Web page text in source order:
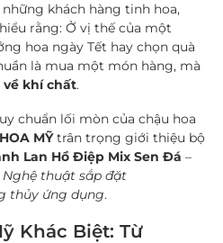
khách hàng tinh hoa,
rằng: Ở vị thế của một
hoa ngày Tết hay chọn quà
là mua một món hàng, mà
khí chất.
chuẩn lối mòn của chậu hoa
MỸtrân trọng giới thiệu bộ
Lan Hồ Điệp Mix Sen Đá –
Nghệ thuật sắp đặt
thủy ứng dụng.
Khác Biệt: Từ